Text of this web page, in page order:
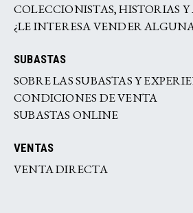
COLECCIONISTAS, HISTORIAS
¿LE INTERESA VENDER
SUBASTAS
SOBRE LAS SUBASTAS Y
CONDICIONES DE VENTA
SUBASTAS ONLINE
VENTAS
VENTA DIRECTA